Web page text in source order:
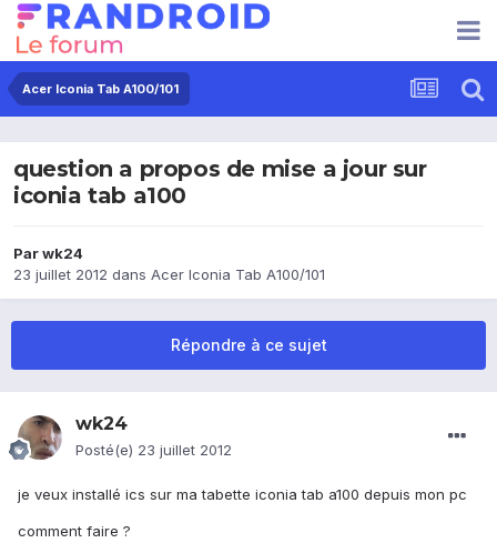
Acer Iconia Tab A100/101
question a propos de mise a jour sur
iconia tab a100
Parwk24
23 juillet 2012 dans Acer Iconia Tab A100/101
Répondre à ce sujet
wk24
Posté(e) 23 juillet 2012
je veux installé ics sur ma tabette iconia tab a100 depuis mon pc
comment faire ?